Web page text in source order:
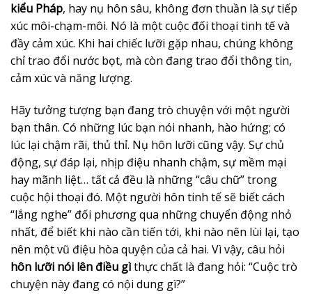
kiểu Pháp, hay nụ hôn sâu, không đơn thuần là sự tiếp
xúc môi-chạm-môi. Nó là một cuộc đối thoại tinh tế và
đầy cảm xúc. Khi hai chiếc lưỡi gặp nhau, chúng không
chỉ trao đổi nước bọt, mà còn đang trao đổi thông tin,
cảm xúc và năng lượng.
Hãy tưởng tượng bạn đang trò chuyện với một người
bạn thân. Có những lúc bạn nói nhanh, hào hứng; có
lúc lại chậm rãi, thủ thỉ. Nụ hôn lưỡi cũng vậy. Sự chủ
động, sự đáp lại, nhịp điệu nhanh chậm, sự mềm mại
hay mãnh liệt… tất cả đều là những “câu chữ” trong
cuộc hội thoại đó. Một người hôn tinh tế sẽ biết cách
“lắng nghe” đối phương qua những chuyển động nhỏ
nhất, để biết khi nào cần tiến tới, khi nào nên lùi lại, tạo
nên một vũ điệu hòa quyện của cả hai. Vì vậy, câu hỏi
hôn lưỡi nói lên điều gìthực chất là đang hỏi: “Cuộc trò
chuyện này đang có nội dung gì?”